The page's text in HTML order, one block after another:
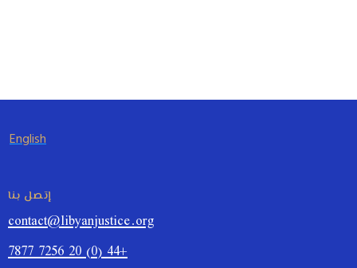
English
إتصل بنا
contact@libyanjustice.org
+44 (0) 20 7256 7877